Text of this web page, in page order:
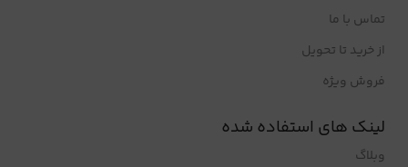
تماس با ما
از خرید تا تحویل
فروش ویژه
لینک های استفاده شده
وبلاگ